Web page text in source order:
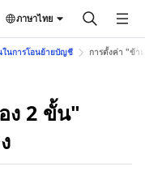
ภาษาไทย
นการโอนย้ายบัญชี การตั้งค่า "ข้า
ง 2 ขั้น"